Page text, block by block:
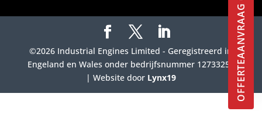
©2026 Industrial Engines Limited - Geregistreerd in
Engeland en Wales onder bedrijfsnummer 12733257
| Website door Lynx19